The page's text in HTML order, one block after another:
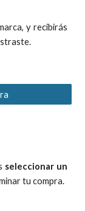
y recibirás
seleccionar un
tu compra.